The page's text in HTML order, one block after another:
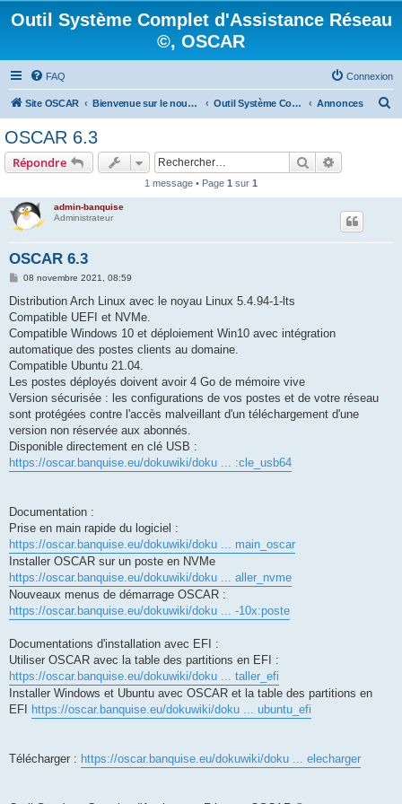
Outil Système Complet d'Assistance Réseau
©, OSCAR
FAQ Connexion
Site OSCAR Bienvenue sur le nouveau forum OSCAR Outil Système Complet d'Assistance Réseau ©, OSCAR Annonces
OSCAR 6.3
Répondre Rechercher
1 message • Page 1 sur 1
admin-banquise
Administrateur
OSCAR 6.3
M
s
a
g
08 novembre 2021, 08:59
Distribution Arch Linux avec le noyau Linux 5.4.94-1-lts
Compatible UEFI et NVMe.
Compatible Windows 10 et déploiement Win10 avec intégration
automatique des postes clients au domaine.
Compatible Ubuntu 21.04.
Les postes déployés doivent avoir 4 Go de mémoire vive
Version sécurisée : les configurations de vos postes et de votre réseau
sont protégées contre l'accès malveillant d'un téléchargement d'une
version non réservée aux abonnés.
Disponible directement en clé USB :
https://oscar.banquise.eu/dokuwiki/doku ... :cle_usb64
Documentation :
Prise en main rapide du logiciel :
https://oscar.banquise.eu/dokuwiki/doku ... main_oscar
Installer OSCAR sur un poste en NVMe
https://oscar.banquise.eu/dokuwiki/doku ... aller_nvme
Nouveaux menus de démarrage OSCAR :
https://oscar.banquise.eu/dokuwiki/doku ... -10x:poste
Documentations d'installation avec EFI :
Utiliser OSCAR avec la table des partitions en EFI :
https://oscar.banquise.eu/dokuwiki/doku ... taller_efi
Installer Windows et Ubuntu avec OSCAR et la table des partitions en
EFI
https://oscar.banquise.eu/dokuwiki/doku ... ubuntu_efi
Télécharger : https://oscar.banquise.eu/dokuwiki/doku ... elecharger